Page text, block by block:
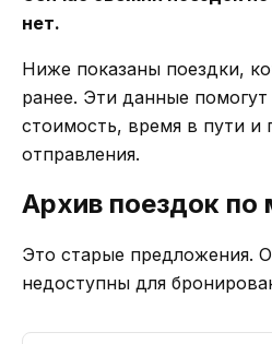
нет.
Ниже показаны поездки,
ранее. Эти данные
стоимость, время в пути и
отправления.
Архив поездок
Это старые предложения.
недоступны для